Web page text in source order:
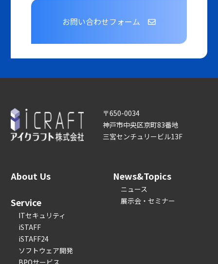
お問い合わせフォーム
〒650-0034
神戸市中央区京町83番地
三宮センチュリービル13F
About Us
Service
ITセキュリティ
iSTAFF
iSTAFF24
ソフトウェア開発
News&Topics
ニュース
展示会・セミナー